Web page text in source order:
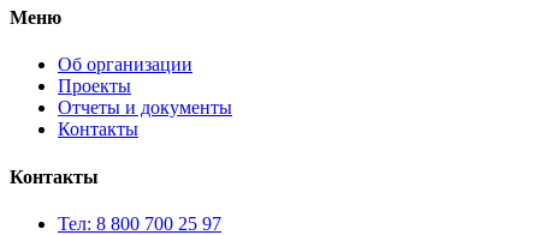
Меню
Об организации
Проекты
Отчеты и документы
Контакты
Контакты
Тел: 8 800 700 25 97